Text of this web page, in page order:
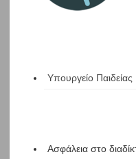
Υπουργείο Παιδείας
Ασφάλεια στο